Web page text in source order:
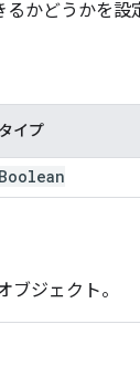
かどうかを設
タイプ
Boolean
ブジェクト。